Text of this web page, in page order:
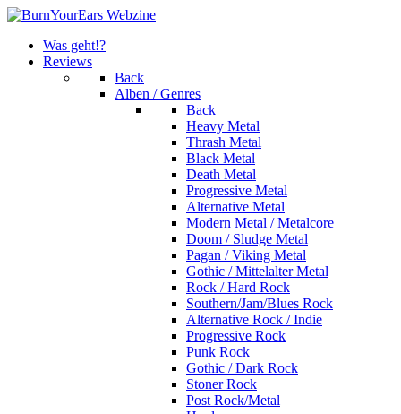
Was geht!?
Reviews
Back
Alben / Genres
Back
Heavy Metal
Thrash Metal
Black Metal
Death Metal
Progressive Metal
Alternative Metal
Modern Metal / Metalcore
Doom / Sludge Metal
Pagan / Viking Metal
Gothic / Mittelalter Metal
Rock / Hard Rock
Southern/Jam/Blues Rock
Alternative Rock / Indie
Progressive Rock
Punk Rock
Gothic / Dark Rock
Stoner Rock
Post Rock/Metal